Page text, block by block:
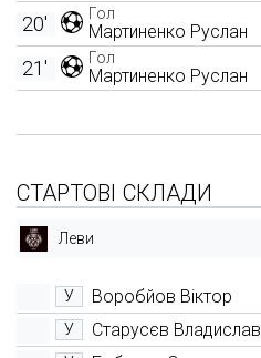
Гол
Мартиненко Руслан
20'
Гол
Мартиненко Руслан
21'
СТАРТОВІ СКЛАДИ
Леви
У Воробйов Віктор
У Старусєв Владислав